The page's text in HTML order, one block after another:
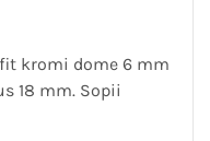
kromi dome 6 mm
18 mm. Sopii